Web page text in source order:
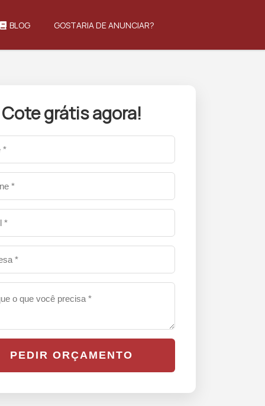
BLOG GOSTARIA DE ANUNCIAR?
Cote grátis agora!
PEDIR ORÇAMENTO